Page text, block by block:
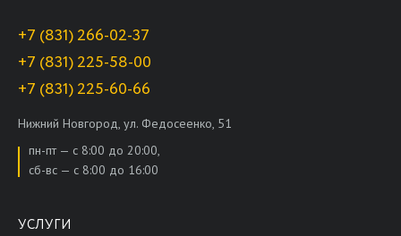
+7 (831) 266-02-37
+7 (831) 225-58-00
+7 (831) 225-60-66
Нижний Новгород, ул. Федосеенко, 51
пн-пт — с 8:00 до 20:00,
сб-вс — с 8:00 до 16:00
УСЛУГИ